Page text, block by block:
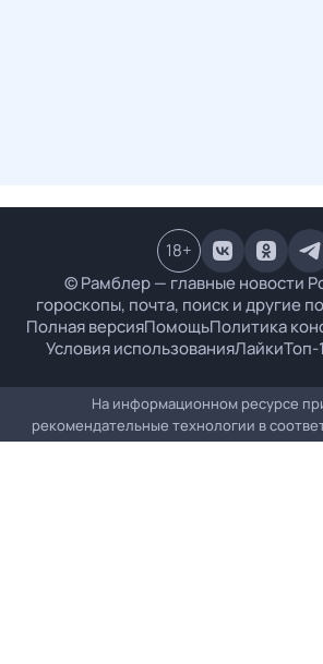
© Рамблер — главные новости
гороскопы, почта, поиск и другие
Полная версияПомощьПолитика
Условия использованияЛайкиТоп-
18+
На информационном ресурсе
рекомендательные технологии в